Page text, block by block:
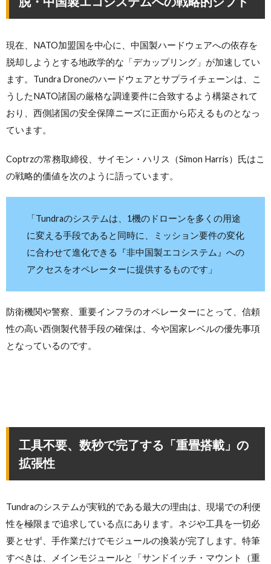
現在、NATO加盟国を中心に、中国製ハードウェアへの依存を
脱却しようとする地政学的な「デカップリング」が加速してい
ます。Tundra Droneのハードウェアとサプライチェーンは、こ
うしたNATO諸国の厳格な調達要件に合致するよう構築されて
おり、西側諸国の安全保障ニーズに正面から応えるものとなっ
ています。
Coptrzの常務取締役、サイモン・ハリス（Simon Harris）氏はこ
の戦略的価値を次のように語っています。
「Tundraのシステムは、1機のドローンを多くの用途
に変える手段であると同時に、ミッション要件の変化
に合わせて進化できる『非中国製エコシステム』への
アクセスをオペレーターに提供するものです」
防衛機関や警察、重要インフラのオペレーターにとって、信頼
性の高い西側製代替手段の確保は、今や国家レベルの優先事項
となっているのです。
工具不要、数秒で完了する「重畳搭載」の
拡張性
Tundraのシステムが実戦的である最大の理由は、現場での利便
性を極限まで追求している点にあります。ネジや工具を一切必
要とせず、手作業だけでモジュールの換装が完了します。特筆
すべきは、メインモジュールと「サンドイッチ・マウント（重